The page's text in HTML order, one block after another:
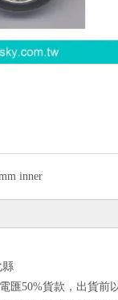
inner
縣
匯50%貨款，出貨前